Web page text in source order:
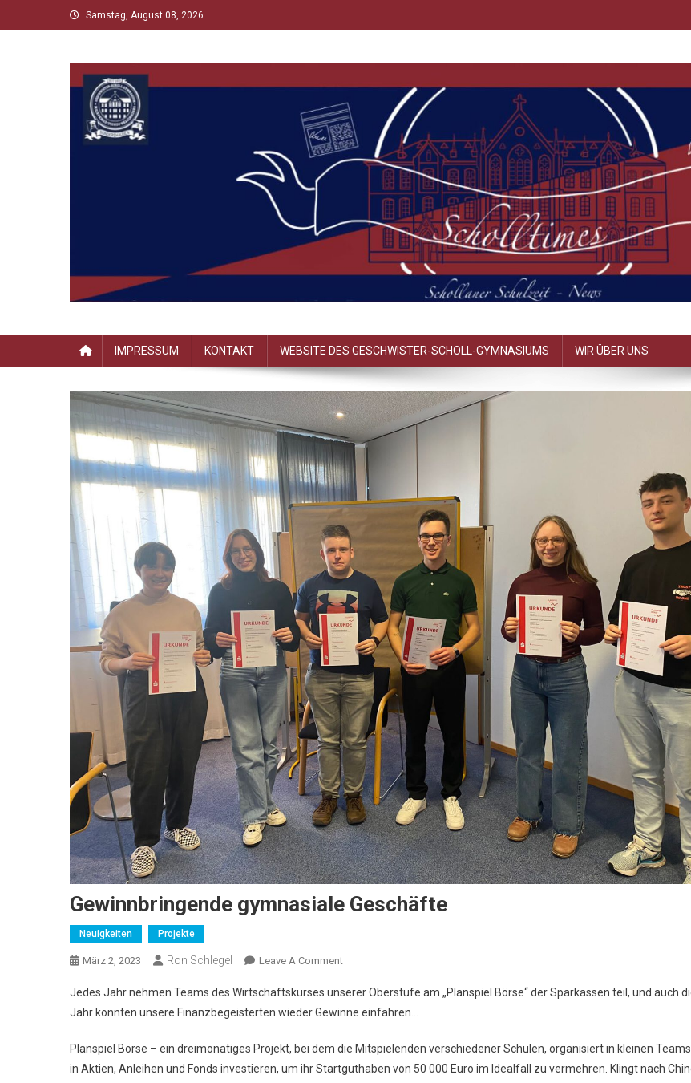
to
Samstag, August 08, 2026
IMPRESSUM KONTAKT WEBSITE DES GESCHWISTER-SCHOLL-GYMNASIUMS WIR ÜBER UNS
Gewinnbringende gymnasiale Geschäfte
Neuigkeiten Projekte
März 2, 2023 Ron Schlegel Leave A CommentOn
Gymnasiale
Geschäfte
Jedes Jahr nehmen Teams des Wirtschaftskurses unserer Oberstufe am „Planspiel Börse“ der Sparkassen teil, und auch
Jahr konnten unsere Finanzbegeisterten wieder Gewinne einfahren…
Planspiel Börse – ein dreimonatiges Projekt, bei dem die Mitspielenden verschiedener Schulen, organisiert in kleinen
in Aktien, Anleihen und Fonds investieren, um ihr Startguthaben von 50 000 Euro im Idealfall zu vermehren. Klingt nach